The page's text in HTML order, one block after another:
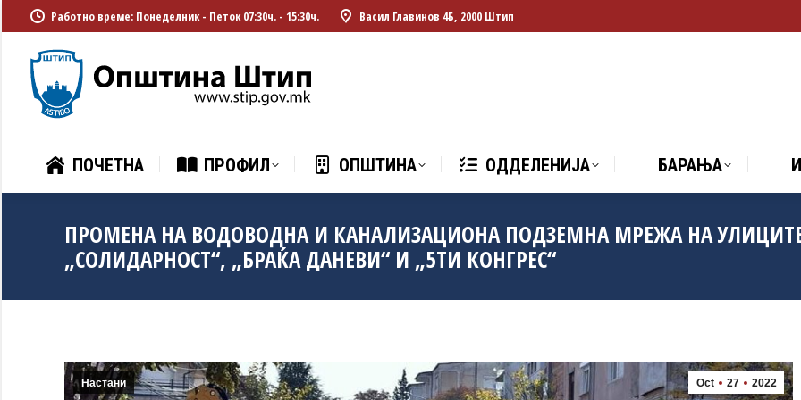
Работно време: Понеделник - Петок 07:30ч. - 15:30ч. Васил Главинов 4Б, 2000 Штип
ПОЧЕТНА ПРОФИЛ ОПШТИНА ОДДЕЛЕНИЈА БАРАЊА
ПРОМЕНА НА ВОДОВОДНА И КАНАЛИЗАЦИОНА ПОДЗЕМНА МРЕЖА НА
„СОЛИДАРНОСТ“, „БРАЌА ДАНЕВИ“ И „5ТИ КОНГРЕС“
Oct 27 2022
Настани
ПОЧЕТНА ПРОФИЛ ОПШТИНА ОДДЕЛЕНИЈА БАРАЊА